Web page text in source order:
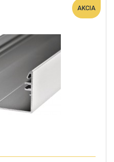
AKCIA